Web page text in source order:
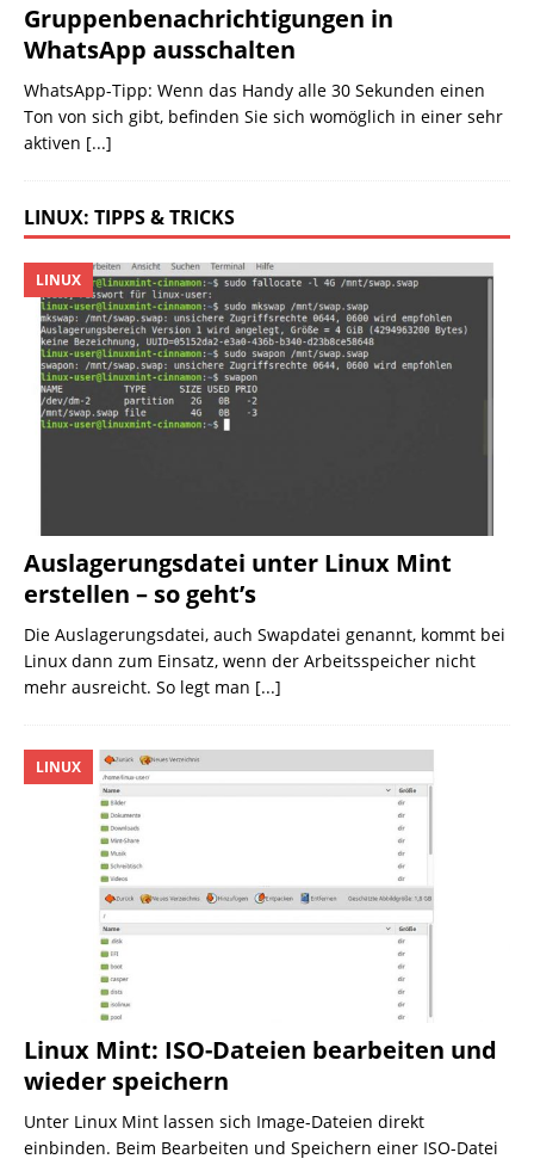
Gruppenbenachrichtigungen in
WhatsApp ausschalten
WhatsApp-Tipp: Wenn das Handy alle 30 Sekunden einen
Ton von sich gibt, befinden Sie sich womöglich in einer sehr
aktiven [...]
LINUX: TIPPS & TRICKS
Auslagerungsdatei unter Linux Mint
erstellen – so geht’s
LINUX
Die Auslagerungsdatei, auch Swapdatei genannt, kommt bei
Linux dann zum Einsatz, wenn der Arbeitsspeicher nicht
mehr ausreicht. So legt man [...]
Linux Mint: ISO-Dateien bearbeiten und
wieder speichern
LINUX
Unter Linux Mint lassen sich Image-Dateien direkt
einbinden. Beim Bearbeiten und Speichern einer ISO-Datei